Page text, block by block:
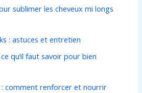
sublimer les cheveux mi longs
: astuces et entretien
qu’il faut savoir pour bien
: comment renforcer et nourrir